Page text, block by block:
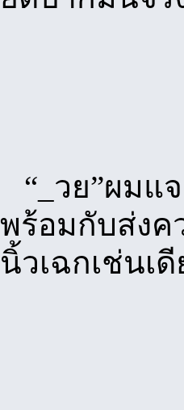
“_วย”ผมแ
พร้อมกับส่ง
นิ้วเฉกเช่นเ